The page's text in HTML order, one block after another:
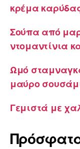
κρέμα
Σούπα από
ντομαντίνια
Ωμό
μαύρο
Γεμιστά με